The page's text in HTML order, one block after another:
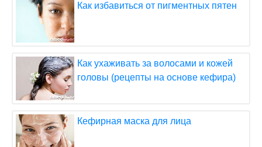
Как избавиться от пигментных пятен
Как ухаживать за волосами и кожей
головы (рецепты на основе кефира)
Кефирная маска для лица